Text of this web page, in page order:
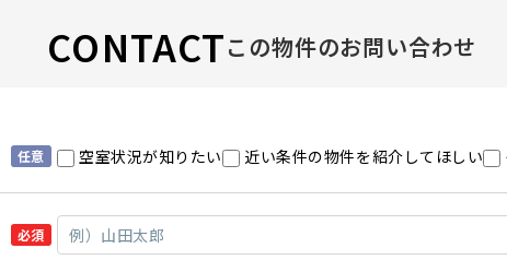
CONTACTこの物件のお問い合わせ
任意 空室状況が知りたい 近い条件の物件を紹介してほしい
必須